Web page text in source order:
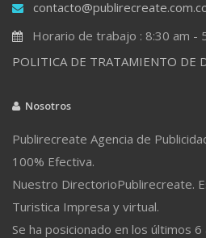
Horario de trabajo : 8:30 am -
POLITICA DE TRATAMIENTO DE
Nosotros
Publirecreate Agencia de
100% Efectiva.
Nuestro DirectorioPublirecreate.
Turistica Impresa y virtual.
Se ha posicionado en los últimos